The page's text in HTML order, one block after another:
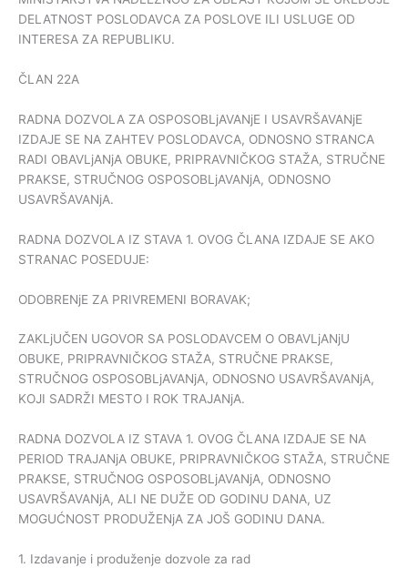
DELATNOST POSLODAVCA ZA POSLOVE ILI USLUGE OD
INTERESA ZA REPUBLIKU.
ČLAN 22A
RADNA DOZVOLA ZA OSPOSOBLjAVANjE I USAVRŠAVANjE
IZDAJE SE NA ZAHTEV POSLODAVCA, ODNOSNO STRANCA
RADI OBAVLjANjA OBUKE, PRIPRAVNIČKOG STAŽA, STRUČNE
PRAKSE, STRUČNOG OSPOSOBLjAVANjA, ODNOSNO
USAVRŠAVANjA.
RADNA DOZVOLA IZ STAVA 1. OVOG ČLANA IZDAJE SE AKO
STRANAC POSEDUJE:
ODOBRENjE ZA PRIVREMENI BORAVAK;
ZAKLjUČEN UGOVOR SA POSLODAVCEM O OBAVLjANjU
OBUKE, PRIPRAVNIČKOG STAŽA, STRUČNE PRAKSE,
STRUČNOG OSPOSOBLjAVANjA, ODNOSNO USAVRŠAVANjA,
KOJI SADRŽI MESTO I ROK TRAJANjA.
RADNA DOZVOLA IZ STAVA 1. OVOG ČLANA IZDAJE SE NA
PERIOD TRAJANjA OBUKE, PRIPRAVNIČKOG STAŽA, STRUČNE
PRAKSE, STRUČNOG OSPOSOBLjAVANjA, ODNOSNO
USAVRŠAVANjA, ALI NE DUŽE OD GODINU DANA, UZ
MOGUĆNOST PRODUŽENjA ZA JOŠ GODINU DANA.
1. Izdavanje i produženje dozvole za rad